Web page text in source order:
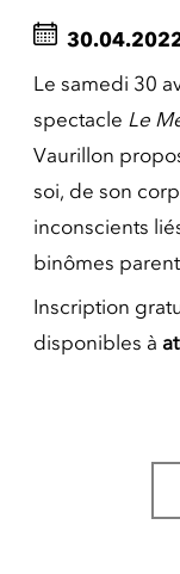
Le samedi 30
spectacle Le
Vaurillon
soi, de son
inconscients
binômes
Inscription
disponibles à